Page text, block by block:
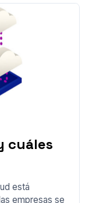
cuáles
está
empresas se